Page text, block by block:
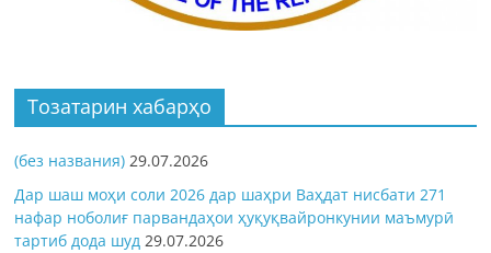
Тозатарин хабарҳо
(без названия) 29.07.2026
Дар шаш моҳи соли 2026 дар шаҳри Ваҳдат нисбати 271
нафар ноболиғ парвандаҳои ҳуқуқвайронкунии маъмурӣ
тартиб дода шуд 29.07.2026